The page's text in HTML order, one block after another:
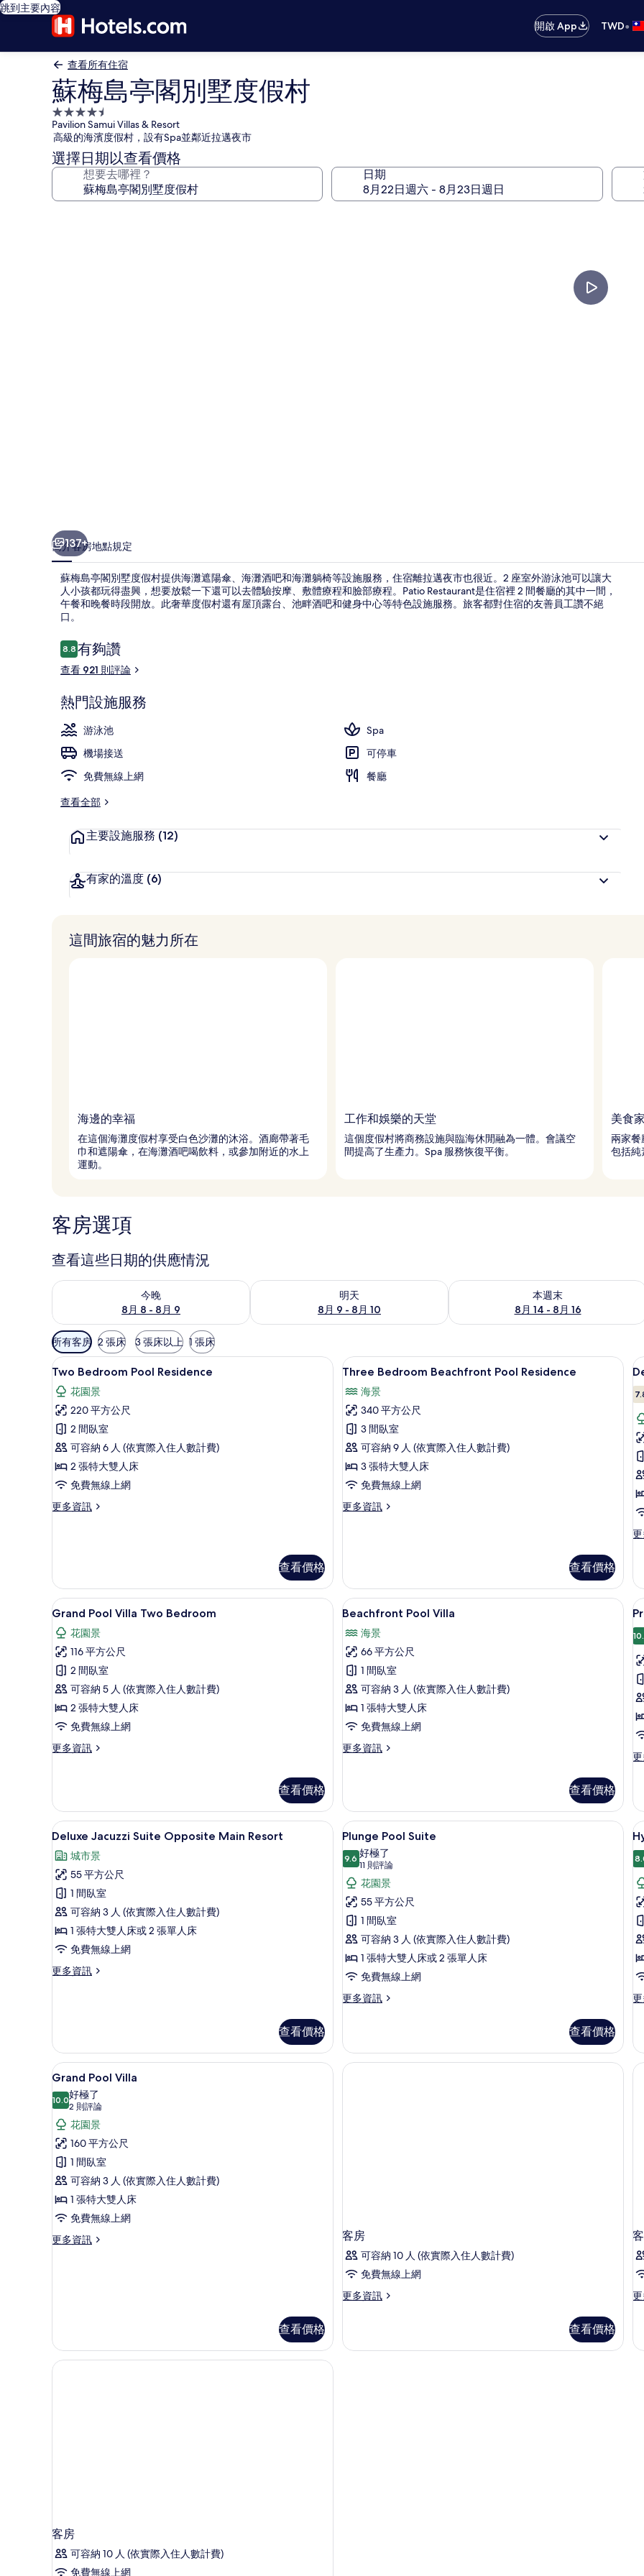
跳到主要內容
開啟 App
TWD•
查看所有住宿
蘇梅島亭閣別墅度假村
4.5
星
級
住
宿
Pavilion Samui Villas & Resort
高級的海濱度假村，設有Spa並鄰近拉邁夜市
選擇日期以查看價格
想要去哪裡？ 日期
137+
簡介客房地點規定
蘇梅島亭閣別墅度假村提供海灘遮陽傘、海灘酒吧和海灘躺椅等設施服務，住宿離拉邁夜市也很近。2 座室外游泳池可以讓大
人小孩都玩得盡興，想要放鬆一下還可以去體驗按摩、敷體療程和臉部療程。Patio Restaurant是住宿裡 2 間餐廳的其中一間，
午餐和晚餐時段開放。此奢華度假村還有屋頂露台、池畔酒吧和健身中心等特色設施服務。旅客都對住宿的友善員工讚不絕
口。
評
論
8.88.8 分，滿分 10 分，
有夠讚
查看 921 則評論
熱門設施服務
游泳池
Spa
機場接送
可停車
免費無線上網
餐廳
查看全部
主要設施服務 (12)
有家的溫度 (6)
這間旅宿的魅力所在
海邊的幸福
在這個海灘度假村享受白色沙灘的沐浴。酒廊帶著毛
巾和遮陽傘，在海灘酒吧喝飲料，或參加附近的水上
運動。
工作和娛樂的天堂
這個度假村將商務設施與臨海休閒融為一體。會議空
間提高了生產力。Spa 服務恢復平衡。
美食
兩家餐
包括純
客房選項
查看這些日期的供應情況
今晚
8月 8 - 8月 9
查看今晚 (8月 8 - 8月 9) 的供應情況
明天
8月 9 - 8月 10
查看明天 (8月 9 - 8月 10) 的供應情況
本週末
8月 14 - 8月 16
查看本週末 (8月 14 - 8月 16) 的供應情
可
用
的
客
房
篩
選
條
件
所有客房 2 張床 3 張床以上 1 張床
顯
示
Two
Bedroom
Pool
Residence
的
所
有
Two Bedroom Pool Residence | 花園景
16
Two Bedroom Pool Residence
花園景
220 平方公尺
2 間臥室
可容納 6 人 (依實際入住人數計費)
2 張特大雙人床
免費無線上網
更多資訊
更
的
詳
情
查看價格
顯
Three
Bedroom
Beachfront
Pool
Residence
的
所
Three Bedroom Beachfront Pool
17
Three Bedroom Beachfront Pool Residence
海景
340 平方公尺
3 間臥室
可容納 9 人 (依實際入住人數計費)
3 張特大雙人床
免費無線上網
更多資訊
更
Residence
的
詳
查看價格
顯
片
更
的
詳
顯
示
Grand
Pool
Villa
Two
Bedroom
的
所
片
Grand Pool Villa Two Bedroom | 私人游泳池
10
Grand Pool Villa Two Bedroom
花園景
116 平方公尺
2 間臥室
可容納 5 人 (依實際入住人數計費)
2 張特大雙人床
免費無線上網
更多資訊
更
Two
Bedroom
的
詳
情
查看價格
顯
Beachfront
Pool
Villa
的
所
有
相
Beachfront Pool Villa | 海灘/海景
8
Beachfront Pool Villa
海景
66 平方公尺
1 間臥室
可容納 3 人 (依實際入住人數計費)
1 張特大雙人床
免費無線上網
更多資訊
更
的
詳
情
查看價格
顯
相
更
的
詳
情
顯
示
Deluxe
Jacuzzi
Suite
Opposite
Main
Resort
的
片
Deluxe Jacuzzi Suite Opposite Main Resort | 高級寢具、Select Comfort 床墊、客房內保險箱、書桌
7
Deluxe Jacuzzi Suite Opposite Main Resort
城市景
55 平方公尺
1 間臥室
可容納 3 人 (依實際入住人數計費)
1 張特大雙人床或 2 張單人床
免費無線上網
更多資訊
更
Main
Resort
的
情
查看價格
顯
示
Plunge
Pool
Suite
的
所
有
相
片
Plunge Pool Suite | 高級寢具、Select
8
Plunge Pool Suite
9.69.6 分，滿分 10 分
好極了
11 則評論
(11
則
評
論)
花園景
55 平方公尺
1 間臥室
可容納 3 人 (依實際入住人數計費)
1 張特大雙人床或 2 張單人床
免費無線上網
更多資訊
更
Suite
的
詳
查看價格
顯
片
更
的
詳
顯
示
Grand
Pool
Villa
的
所
有
相
片
8
Grand Pool Villa
10.010.0 分，滿分 10 分
好極了
2 則評論
(2
則
評
論)
花園景
160 平方公尺
1 間臥室
可容納 3 人 (依實際入住人數計費)
1 張特大雙人床
免費無線上網
更多資訊
更
查看價格
客房
可容納 10 人 (依實際入住人數計費)
免費無線上網
更多資訊
更
的
查看價格
更
的
客房
可容納 10 人 (依實際入住人數計費)
免費無線上網